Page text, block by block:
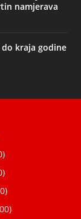
namjerava
kraja godine